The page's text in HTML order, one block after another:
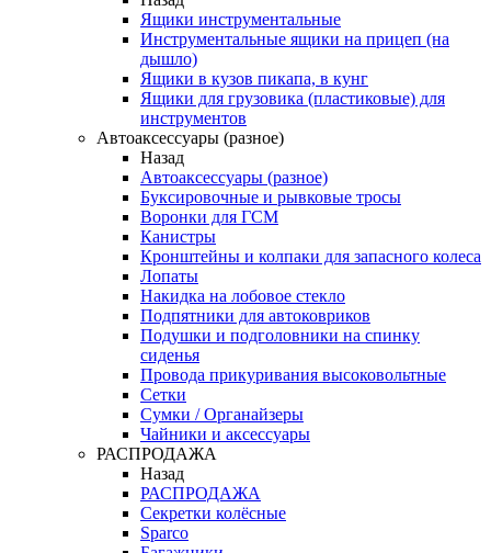
Ящики инструментальные
Инструментальные ящики на прицеп (на
дышло)
Ящики в кузов пикапа, в кунг
Ящики для грузовика (пластиковые) для
инструментов
Автоаксессуары (разное)
Назад
Автоаксессуары (разное)
Буксировочные и рывковые тросы
Воронки для ГСМ
Канистры
Кронштейны и колпаки для запасного колеса
Лопаты
Накидка на лобовое стекло
Подпятники для автоковриков
Подушки и подголовники на спинку
сиденья
Провода прикуривания высоковольтные
Сетки
Сумки / Органайзеры
Чайники и аксессуары
РАСПРОДАЖА
Назад
РАСПРОДАЖА
Секретки колёсные
Sparco